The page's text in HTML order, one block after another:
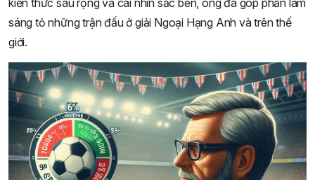
kiến thức sâu rộng và cái nhìn sắc bén, ông đã góp phần làm
sáng tỏ những trận đấu ở giải Ngoại Hạng Anh và trên thế
giới.